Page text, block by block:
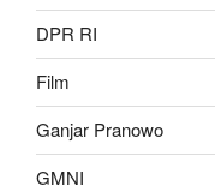
DPR RI
Film
Ganjar Pranowo
GMNI